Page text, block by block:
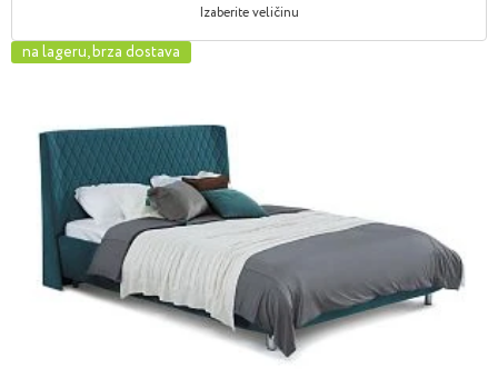
Izaberite veličinu
na lageru, brza dostava